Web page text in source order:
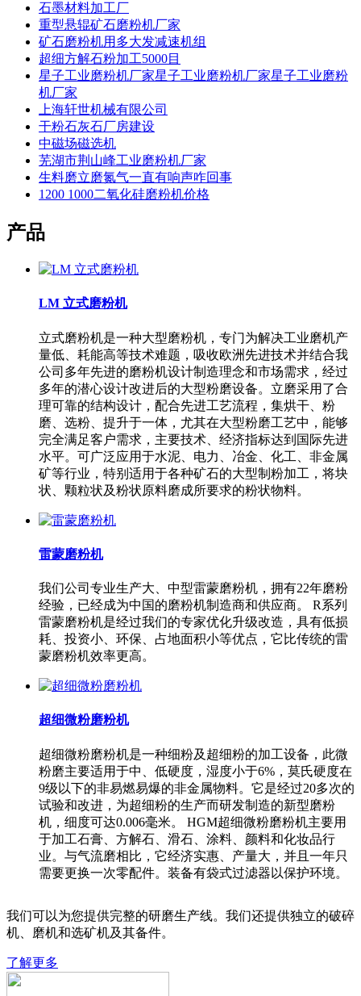
石墨材料加工厂
重型悬辊矿石磨粉机厂家
矿石磨粉机用多大发减速机组
超细方解石粉加工5000目
星子工业磨粉机厂家星子工业磨粉机厂家星子工业磨粉
机厂家
上海轩世机械有限公司
干粉石灰石厂房建设
中磁场磁选机
芜湖市荆山峰工业磨粉机厂家
生料磨立磨氮气一直有响声咋回事
1200 1000二氧化硅磨粉机价格
产品
LM 立式磨粉机
立式磨粉机是一种大型磨粉机，专门为解决工业磨机产
量低、耗能高等技术难题，吸收欧洲先进技术并结合我
公司多年先进的磨粉机设计制造理念和市场需求，经过
多年的潜心设计改进后的大型粉磨设备。立磨采用了合
理可靠的结构设计，配合先进工艺流程，集烘干、粉
磨、选粉、提升于一体，尤其在大型粉磨工艺中，能够
完全满足客户需求，主要技术、经济指标达到国际先进
水平。可广泛应用于水泥、电力、冶金、化工、非金属
矿等行业，特别适用于各种矿石的大型制粉加工，将块
状、颗粒状及粉状原料磨成所要求的粉状物料。
雷蒙磨粉机
我们公司专业生产大、中型雷蒙磨粉机，拥有22年磨粉
经验，已经成为中国的磨粉机制造商和供应商。 R系列
雷蒙磨粉机是经过我们的专家优化升级改造，具有低损
耗、投资小、环保、占地面积小等优点，它比传统的雷
蒙磨粉机效率更高。
超细微粉磨粉机
超细微粉磨粉机是一种细粉及超细粉的加工设备，此微
粉磨主要适用于中、低硬度，湿度小于6%，莫氏硬度在
9级以下的非易燃易爆的非金属物料。它是经过20多次的
试验和改进，为超细粉的生产而研发制造的新型磨粉
机，细度可达0.006毫米。 HGM超细微粉磨粉机主要用
于加工石膏、方解石、滑石、涂料、颜料和化妆品行
业。与气流磨相比，它经济实惠、产量大，并且一年只
需要更换一次零配件。装备有袋式过滤器以保护环境。
我们可以为您提供完整的研磨生产线。我们还提供独立的破碎
机、磨机和选矿机及其备件。
了解更多